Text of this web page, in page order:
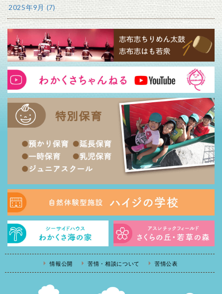
2025年9月 (7)
情報公開 苦情・相談について 苦情公表